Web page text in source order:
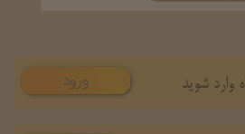
شوید ورود